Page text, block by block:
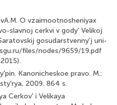
O vzaimootnosheniyax
slavnoj cerkvi v gody' Velikoj
gosudarstvenny'j uni-
files/nodes/9659/19.pdf
Kanonicheskoe pravo. M.:
2009. 864 s.
Cerkov' i Velikaya